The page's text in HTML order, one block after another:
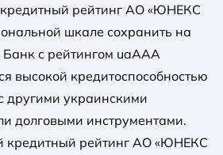
рейтинг АО «ЮНЕКС
шкале сохранить на
с рейтингом uaAAА
высокой кредитоспособностью
другими украинскими
долговыми инструментами.
кредитный рейтинг АО «ЮНЕКС